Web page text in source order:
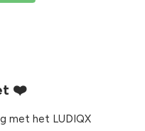
❤️
met het LUDIQX